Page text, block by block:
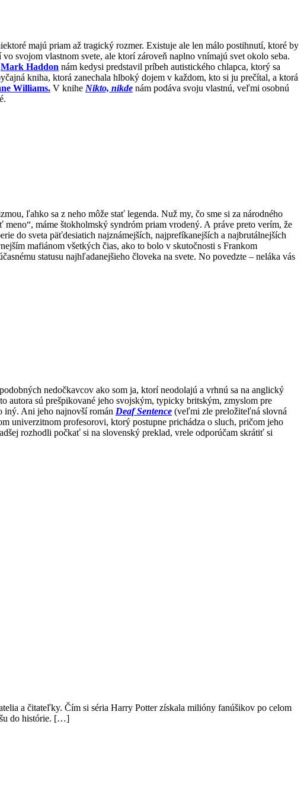
majú priam až tragický rozmer. Existuje ale len málo postihnutí, ktoré by
svojom vlastnom svete, ale ktorí zároveň naplno vnímajú svet okolo seba.
Mark Haddon nám kedysi predstavil príbeh autistického chlapca, ktorý sa
kniha, ktorá zanechala hlboký dojem v každom, kto si ju prečítal, a ktorá
Williams. V knihe Nikto, nikde nám podáva svoju vlastnú, veľmi osobnú
ľahko sa z neho môže stať legenda. Nuž my, čo sme si za národného
máme štokholmský syndróm priam vrodený. A práve preto verím, že
do sveta päťdesiatich najznámejších, najprefíkanejších a najbrutálnejších
mafiánom všetkých čias, ako to bolo v skutočnosti s Frankom
statusu najhľadanejšieho človeka na svete. No povedzte – neláka vás
nedočkavcov ako som ja, ktorí neodolajú a vrhnú sa na anglický
autora sú prešpikované jeho svojským, typicky britským, zmyslom pre
iný. Ani jeho najnovší román Deaf Sentence (veľmi zle preložiteľná slovná
univerzitnom profesorovi, ktorý postupne prichádza o sluch, pričom jeho
rozhodli počkať si na slovenský preklad, vrele odporúčam skrátiť si
a čitateľky. Čím si séria Harry Potter získala milióny fanúšikov po celom
do histórie. […]